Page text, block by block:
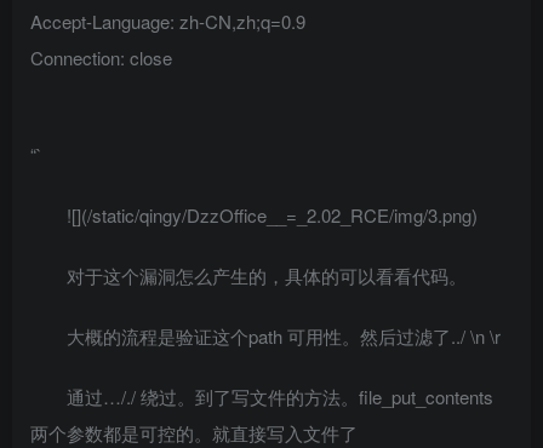
Accept-Language: zh-CN,zh;q=0.9
Connection: close
“`
![](/static/qingy/DzzOffice__=_2.02_RCE/img/3.png)
对于这个漏洞怎么产生的，具体的可以看看代码。
大概的流程是验证这个path 可用性。然后过滤了../ \n \r
通过…/./ 绕过。到了写文件的方法。file_put_contents
两个参数都是可控的。就直接写入文件了